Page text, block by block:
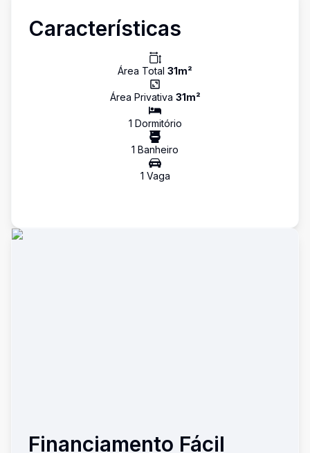
Características
Área Total 31m²
Área Privativa 31m²
1 Dormitório
1 Banheiro
1 Vaga
Financiamento Fácil